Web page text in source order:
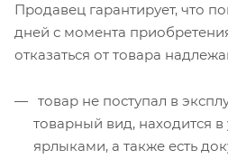
Продавец гарантирует, что
дней с момента
отказаться от товара
товар не поступал в
товарный вид, находится
ярлыками, а также есть